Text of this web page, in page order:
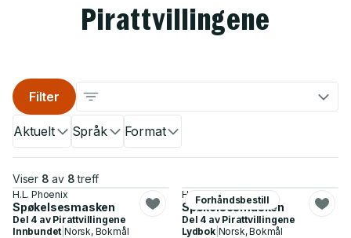
Pirattvillingene
Aktuelt Språk Format
Filter
Viser 8 av 8 treff
H.L. Phoenix
Spøkelsesmasken
Del 4 av Pirattvillingene
Innbundet |Norsk, Bokmål
Forhåndsbestill
H.L. Phoenix
Spøkelsesmasken
Del 4 av Pirattvillingene
Lydbok| Norsk, Bokmål